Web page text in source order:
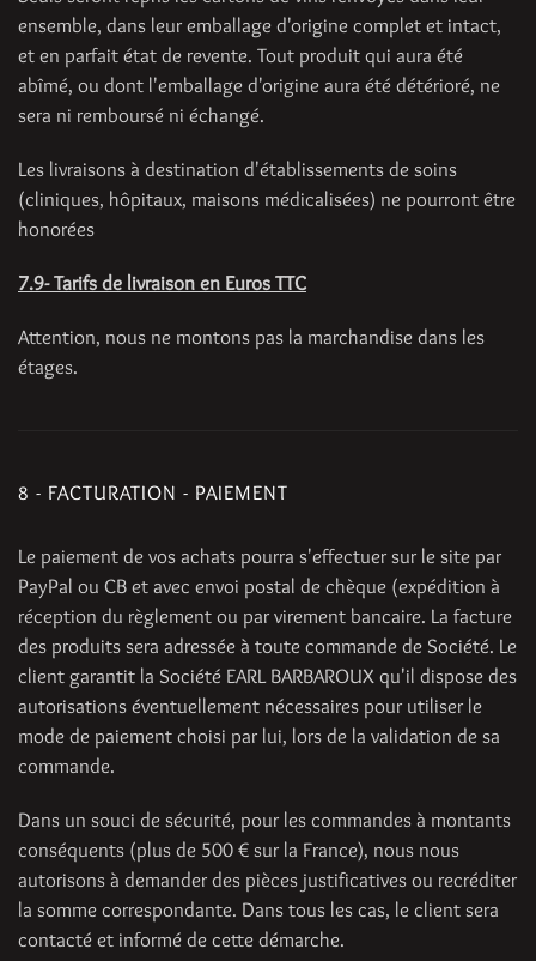
ensemble, dans leur emballage d'origine complet et intact,
et en parfait état de revente. Tout produit qui aura été
abîmé, ou dont l'emballage d'origine aura été détérioré, ne
sera ni remboursé ni échangé.
Les livraisons à destination d'établissements de soins
(cliniques, hôpitaux, maisons médicalisées) ne pourront être
honorées
7.9- Tarifs de livraison en Euros TTC
Attention, nous ne montons pas la marchandise dans les
étages.
8 - FACTURATION - PAIEMENT
Le paiement de vos achats pourra s'effectuer sur le site par
PayPal ou CB et avec envoi postal de chèque (expédition à
réception du règlement ou par virement bancaire. La facture
des produits sera adressée à toute commande de Société. Le
client garantit la Société EARL BARBAROUX qu'il dispose des
autorisations éventuellement nécessaires pour utiliser le
mode de paiement choisi par lui, lors de la validation de sa
commande.
Dans un souci de sécurité, pour les commandes à montants
conséquents (plus de 500 € sur la France), nous nous
autorisons à demander des pièces justificatives ou recréditer
la somme correspondante. Dans tous les cas, le client sera
contacté et informé de cette démarche.